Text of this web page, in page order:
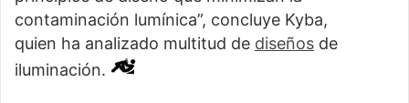
contaminación lumínica”, concluye Kyba,
quien ha analizado multitud de diseños de
iluminación.